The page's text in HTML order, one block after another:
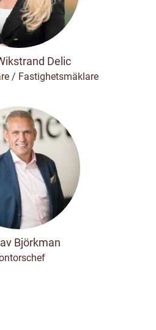
Delic
/ Fastighetsmäklare
Björkman